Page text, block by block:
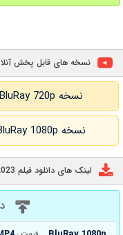
نسخه های قابل پخش
نسخه BluRay 720p زبان اصلی
نسخه BluRay 1080p زبان اصلی
لینک های دانلود فیلم Limbo 2023